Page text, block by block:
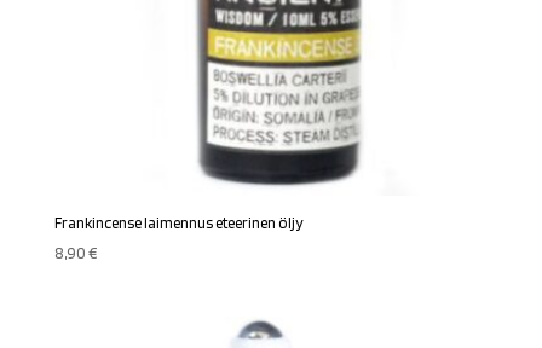
Frankincense laimennus eteerinen öljy
8,90€